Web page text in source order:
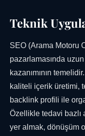
Teknik
SEO (Arama Motoru
pazarlamasında
kazanımının
kaliteli içerik üretimi,
backlink profili ile
Özellikle tedavi bazlı
yer almak, dönüşüm